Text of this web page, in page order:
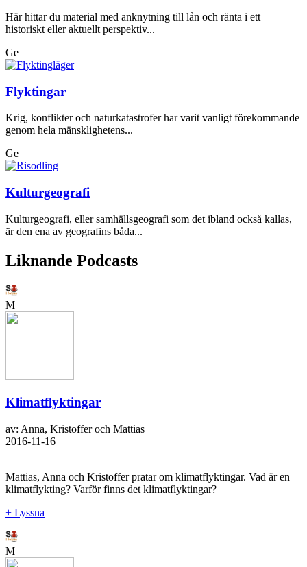
Här hittar du material med anknytning till lån och ränta i ett
historiskt eller aktuellt perspektiv...
Ge
Flyktingar
Krig, konflikter och naturkatastrofer har varit vanligt förekommande
genom hela mänsklighetens...
Ge
Kulturgeografi
Kulturgeografi, eller samhällsgeografi som det ibland också kallas,
är den ena av geografins båda...
Liknande Podcasts
M
Klimatflyktingar
av: Anna, Kristoffer och Mattias
2016-11-16
Mattias, Anna och Kristoffer pratar om klimatflyktingar. Vad är en
klimatflykting? Varför finns det klimatflyktingar?
+ Lyssna
M